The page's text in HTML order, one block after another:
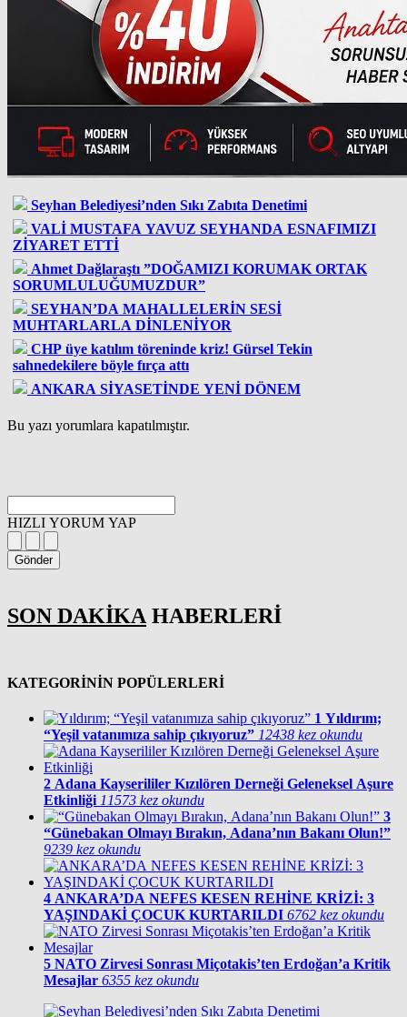
Seyhan Belediyesi’nden Sıkı Zabıta Denetimi
VALİ MUSTAFA YAVUZ SEYHANDA ESNAFIMIZI
ZİYARET ETTİ
Ahmet Dağlaraştı ”DOĞAMIZI KORUMAK ORTAK
SORUMLULUĞUMUZDUR”
SEYHAN’DA MAHALLELERİN SESİ
MUHTARLARLA DİNLENİYOR
CHP üye katılım töreninde kriz! Gürsel Tekin
sahnedekilere böyle fırça attı
ANKARA SİYASETİNDE YENİ DÖNEM
Bu yazı yorumlara kapatılmıştır.
HIZLI YORUM YAP
Gönder
SON DAKİKA HABERLERİ
KATEGORİNİN POPÜLERLERİ
1 Yıldırım;
“Yeşil vatanımıza sahip çıkıyoruz” 12438 kez okundu
2 Adana Kayserililer Kızılören Derneği Geleneksel Aşure
Etkinliği 11573 kez okundu
3
“Günebakan Olmayı Bırakın, Adana’nın Bakanı Olun!”
9239 kez okundu
4 ANKARA’DA NEFES KESEN REHİNE KRİZİ: 3
YAŞINDAKİ ÇOCUK KURTARILDI 6762 kez okundu
5 NATO Zirvesi Sonrası Miçotakis’ten Erdoğan’a Kritik
Mesajlar 6355 kez okundu